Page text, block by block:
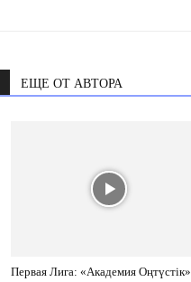
ЕЩЕ ОТ АВТОРА
Первая Лига: «Академия Оңтүстік»